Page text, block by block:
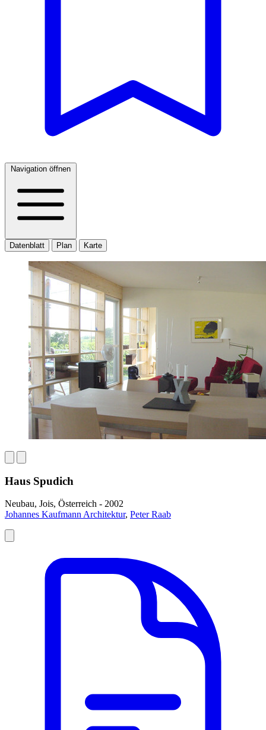
Navigation öffnen
Datenblatt Plan Karte
Haus Spudich
Neubau, Jois, Österreich - 2002
Johannes Kaufmann Architektur, Peter Raab